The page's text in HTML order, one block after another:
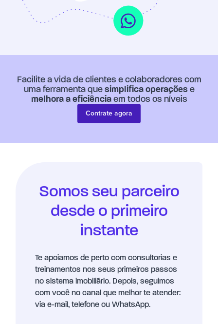
Facilite a vida de clientes e colaboradores com
uma ferramenta quesimplifica operaçõese
melhora a eficiênciaem todos os níveis
Contrate agora
Somos seu parceiro
desde o primeiro
instante
Te apoiamos de perto com consultorias e
treinamentos nos seus primeiros passos
no sistema imobiliário. Depois, seguimos
com você no canal que melhor te atender:
via e-mail, telefone ou WhatsApp.